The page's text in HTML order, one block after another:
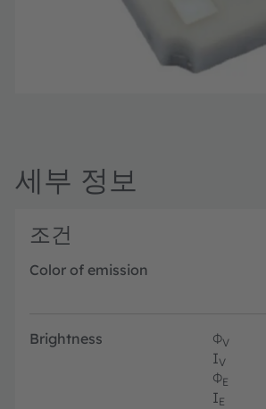
세부 정보
조건
Color of emission
Brightness ΦV
IV
ΦE
IE